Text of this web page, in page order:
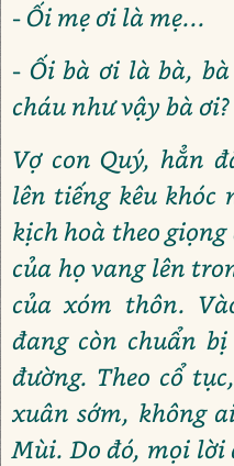
- Ối mẹ ơi là mẹ...
- Ối bà ơi là bà,
cháu như vậy bà ơi?
Vợ con Quý, hẳn
lên tiếng kêu khóc
kịch hoà theo
của họ vang lên
của xóm thôn.
đang còn chuẩn
đường. Theo cổ
xuân sớm, không
Mùi. Do đó, mọi lời